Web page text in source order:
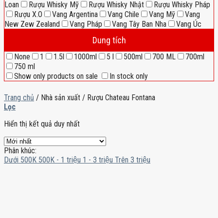
Loan Rượu Whisky Mỹ Rượu Whisky Nhật
Rượu Whisky Pháp
Rượu X.O
Vang Argentina Vang Chile Vang Mỹ
Vang
New Zew Zealand
Vang Pháp Vang Tây Ban Nha Vang Úc
Dung tích
None 1 1.5l 1000ml 5 l 500ml 700 ML
700ml
750 ml
Show only products on sale
In stock only
Trang chủ / Nhà sản xuất / Rượu Chateau Fontana
Lọc
Hiển thị kết quả duy nhất
Phân khúc:
Dưới 500K 500K - 1 triệu 1 - 3 triệu Trên 3 triệu